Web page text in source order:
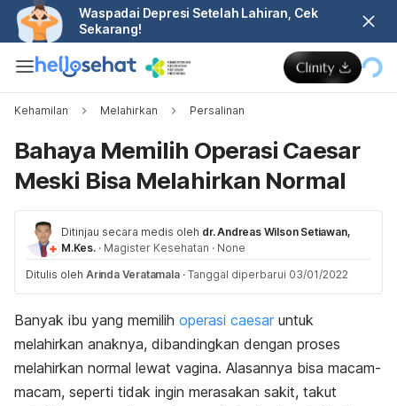
Waspadai Depresi Setelah Lahiran, Cek
Sekarang!
Kehamilan Melahirkan Persalinan
Bahaya Memilih Operasi Caesar
Meski Bisa Melahirkan Normal
Ditinjau secara medis oleh dr. Andreas Wilson Setiawan,
M.Kes. · Magister Kesehatan · None
Ditulis oleh Arinda Veratamala · Tanggal diperbarui 03/01/2022
Banyak ibu yang memilih operasi caesar untuk
melahirkan anaknya, dibandingkan dengan proses
melahirkan normal lewat vagina. Alasannya bisa macam-
macam, seperti tidak ingin merasakan sakit, takut